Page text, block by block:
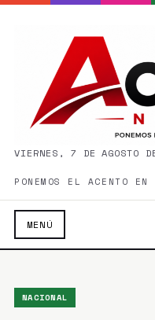
VIERNES, 7 DE AGOSTO
PONEMOS EL ACENTO
MENÚ
NACIONAL